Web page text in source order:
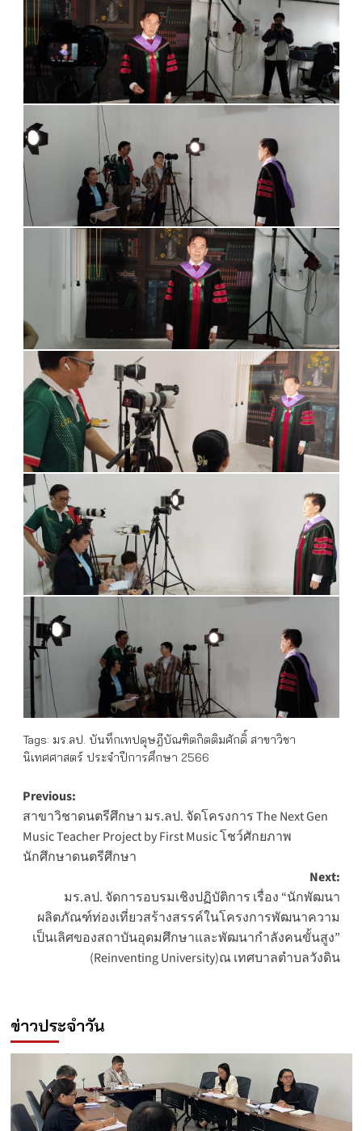
Tags: มร.ลป. บันทึกเทปดุษฎีบัณฑิตกิตติมศักดิ์ สาขาวิชา
นิเทศศาสตร์ ประจำปีการศึกษา 2566
Post
navigation
Previous:
สาขาวิชาดนตรีศึกษา มร.ลป. จัดโครงการ The Next Gen
Music Teacher Project by First Music โชว์ศักยภาพ
นักศึกษาดนตรีศึกษา
Next:
มร.ลป. จัดการอบรมเชิงปฏิบัติการ เรื่อง “นักพัฒนา
ผลิตภัณฑ์ท่องเที่ยวสร้างสรรค์ในโครงการพัฒนาความ
เป็นเลิศของสถาบันอุดมศึกษาและพัฒนากำลังคนขั้นสูง”
(Reinventing University)ณ เทศบาลตำบลวังดิน
ข่าวประจำวัน